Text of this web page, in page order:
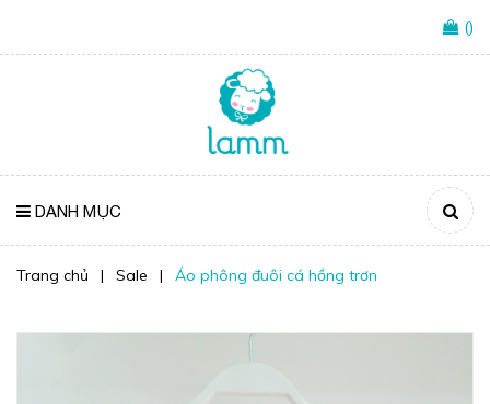
()
DANH MỤC
Trang chủ | Sale | Áo phông đuôi cá hồng trơn